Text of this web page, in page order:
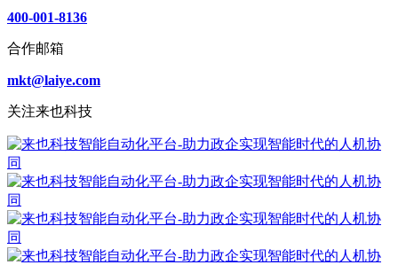
400-001-8136
合作邮箱
mkt@laiye.com
关注来也科技